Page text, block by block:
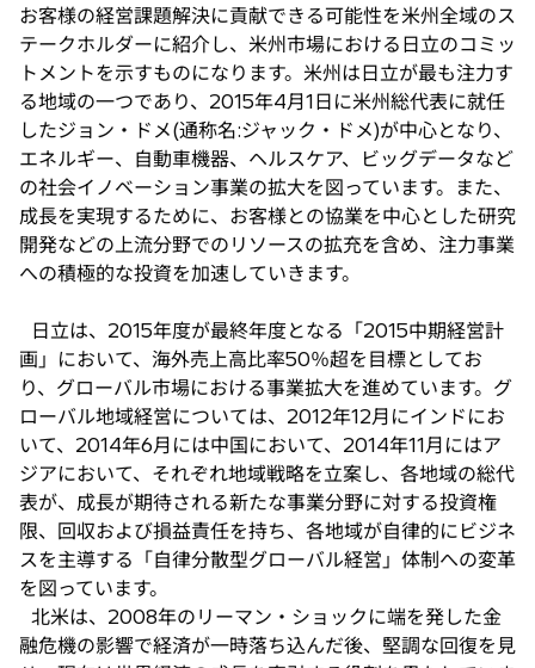
お客様の経営課題解決に貢献できる可能性を米州全域のス
テークホルダーに紹介し、米州市場における日立のコミッ
トメントを示すものになります。米州は日立が最も注力す
る地域の一つであり、2015年4月1日に米州総代表に就任
したジョン・ドメ(通称名:ジャック・ドメ)が中心となり、
エネルギー、自動車機器、ヘルスケア、ビッグデータなど
の社会イノベーション事業の拡大を図っています。また、
成長を実現するために、お客様との協業を中心とした研究
開発などの上流分野でのリソースの拡充を含め、注力事業
への積極的な投資を加速していきます。
日立は、2015年度が最終年度となる「2015中期経営計
画」において、海外売上高比率50％超を目標としてお
り、グローバル市場における事業拡大を進めています。グ
ローバル地域経営については、2012年12月にインドにお
いて、2014年6月には中国において、2014年11月にはア
ジアにおいて、それぞれ地域戦略を立案し、各地域の総代
表が、成長が期待される新たな事業分野に対する投資権
限、回収および損益責任を持ち、各地域が自律的にビジネ
スを主導する「自律分散型グローバル経営」体制への変革
を図っています。
北米は、2008年のリーマン・ショックに端を発した金
融危機の影響で経済が一時落ち込んだ後、堅調な回復を見